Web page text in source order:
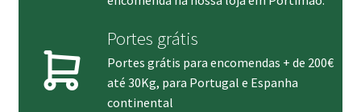
Portes grátis
Portes grátis para encomendas + de 200€
até 30Kg, para Portugal e Espanha
continental